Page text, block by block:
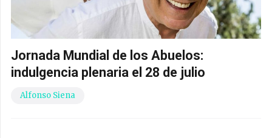
Jornada Mundial de los Abuelos:
indulgencia plenaria el 28 de julio
Alfonso Siena